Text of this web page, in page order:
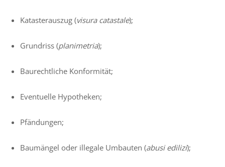
Katasterauszug (visura catastale);
Grundriss (planimetria);
Baurechtliche Konformität;
Eventuelle Hypotheken;
Pfändungen;
Baumängel oder illegale Umbauten (abusi edilizi);